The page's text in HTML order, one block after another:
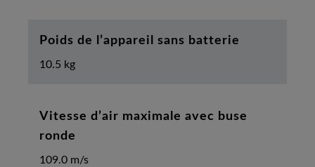
Poids de l’appareil sans batterie
10.5 kg
Vitesse d’air maximale avec buse
ronde
109.0 m/s